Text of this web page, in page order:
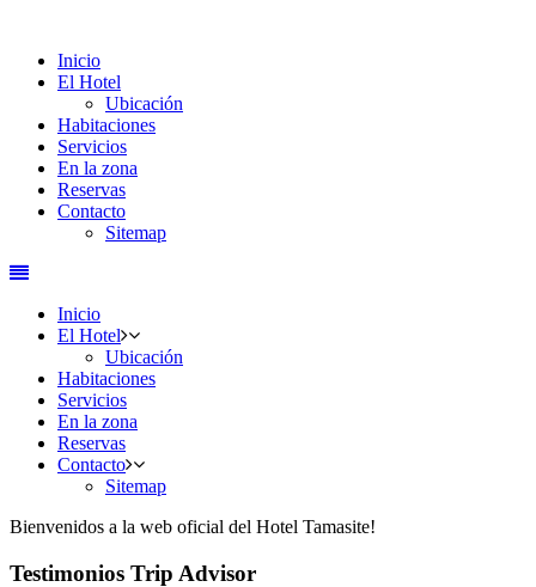
Inicio
El Hotel
Ubicación
Habitaciones
Servicios
En la zona
Reservas
Contacto
Sitemap
Inicio
El Hotel
Ubicación
Habitaciones
Servicios
En la zona
Reservas
Contacto
Sitemap
Bienvenidos a la web oficial del Hotel Tamasite!
Testimonios Trip Advisor